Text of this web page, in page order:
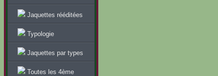
Jaquettes rééditées
Typologie
Jaquettes par types
Toutes les 4ème